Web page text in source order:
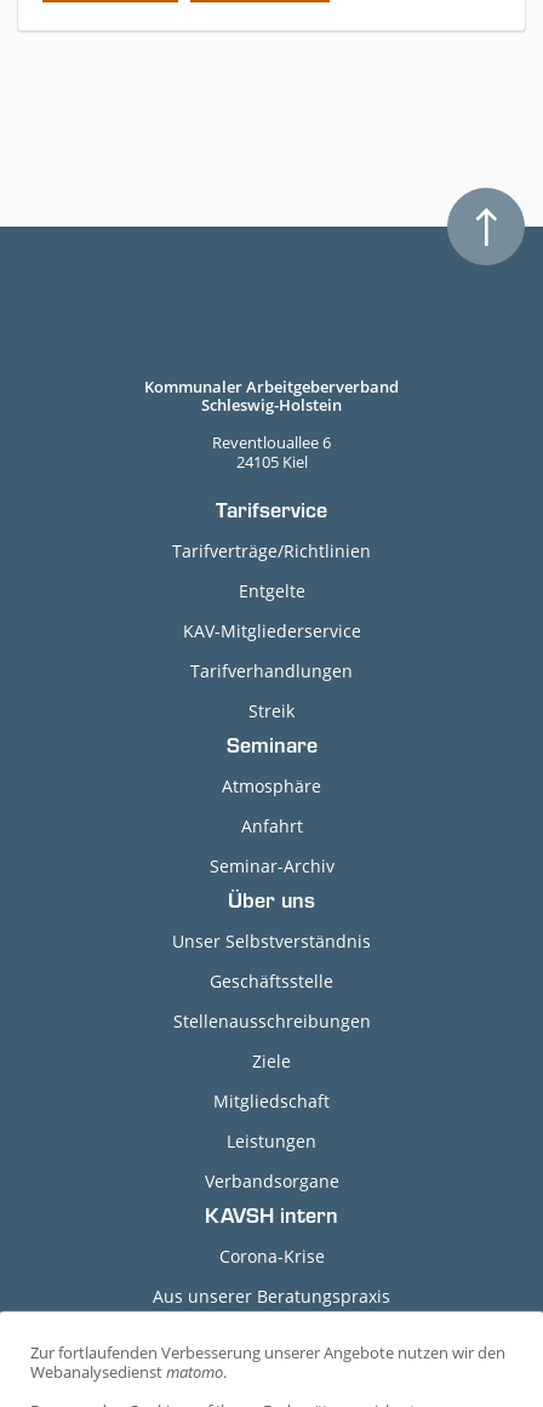
C
Zur fortlaufenden Verbesserung unserer Angebote nutzen wir den
Webanalysedienstmatomo.
Kommunaler Arbeitgeberverband
Schleswig-Holstein
Reventlouallee 6
24105 Kiel
Tarifservice
Tarifverträge/Richtlinien
Entgelte
KAV-Mitgliederservice
Tarifverhandlungen
Streik
Seminare
Atmosphäre
Anfahrt
Seminar-Archiv
Über uns
Unser Selbstverständnis
Geschäftsstelle
Stellenausschreibungen
Ziele
Mitgliedschaft
Leistungen
Verbandsorgane
KAVSH intern
Corona-Krise
Aus unserer Beratungspraxis
Durchführungshinweise